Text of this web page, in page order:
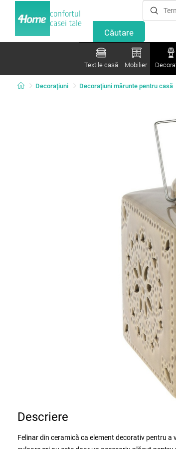
confortul
casei tale
Textile casă Mobilier
Decorațiuni Decoraţiuni mărunte pentru casă
Descriere
Felinar din ceramică ca element decorativ pentru